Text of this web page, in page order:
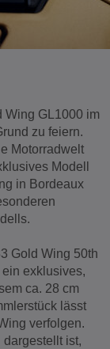
Wing GL1000 im
zu feiern.
Motorradwelt
Modell
in Bordeaux
Gold Wing 50th
exklusives,
ca. 28 cm
lässt
verfolgen.
ist,